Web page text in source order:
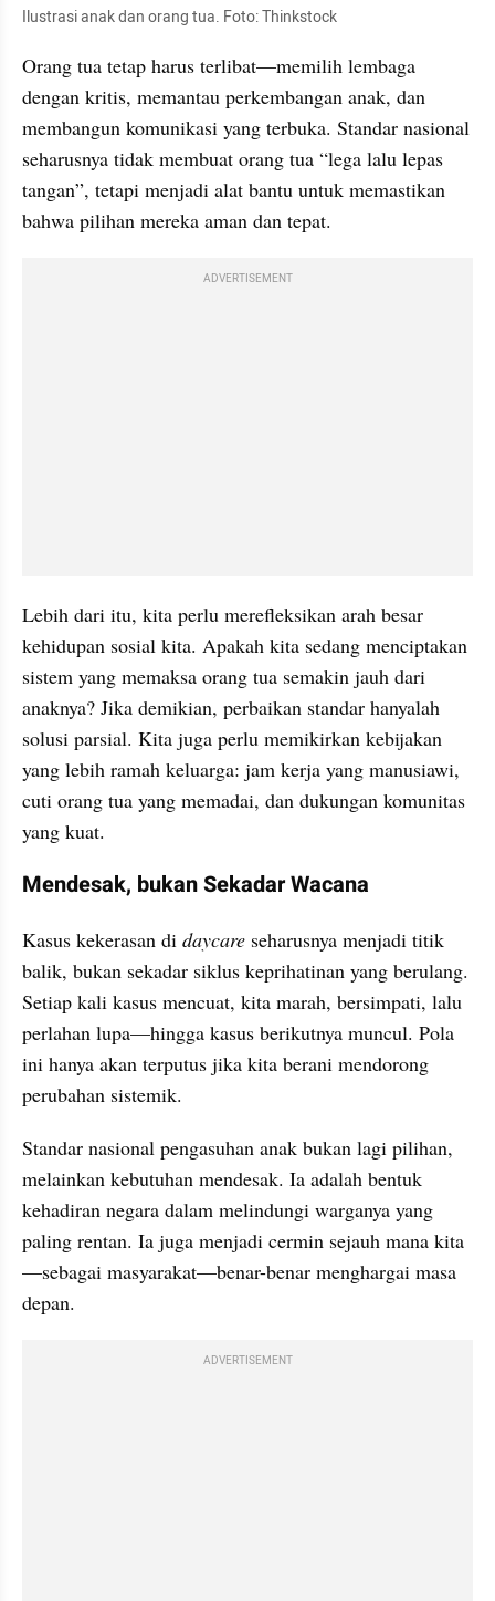
Ilustrasi anak dan orang tua. Foto: Thinkstock
Orang tua tetap harus terlibat—memilih lembaga
dengan kritis, memantau perkembangan anak, dan
membangun komunikasi yang terbuka. Standar nasional
seharusnya tidak membuat orang tua “lega lalu lepas
tangan”, tetapi menjadi alat bantu untuk memastikan
bahwa pilihan mereka aman dan tepat.
ADVERTISEMENT
Lebih dari itu, kita perlu merefleksikan arah besar
kehidupan sosial kita. Apakah kita sedang menciptakan
sistem yang memaksa orang tua semakin jauh dari
anaknya? Jika demikian, perbaikan standar hanyalah
solusi parsial. Kita juga perlu memikirkan kebijakan
yang lebih ramah keluarga: jam kerja yang manusiawi,
cuti orang tua yang memadai, dan dukungan komunitas
yang kuat.
Mendesak, bukan Sekadar Wacana
Kasus kekerasan di daycare seharusnya menjadi titik
balik, bukan sekadar siklus keprihatinan yang berulang.
Setiap kali kasus mencuat, kita marah, bersimpati, lalu
perlahan lupa—hingga kasus berikutnya muncul. Pola
ini hanya akan terputus jika kita berani mendorong
perubahan sistemik.
Standar nasional pengasuhan anak bukan lagi pilihan,
melainkan kebutuhan mendesak. Ia adalah bentuk
kehadiran negara dalam melindungi warganya yang
paling rentan. Ia juga menjadi cermin sejauh mana kita
—sebagai masyarakat—benar-benar menghargai masa
depan.
ADVERTISEMENT